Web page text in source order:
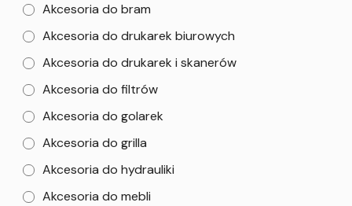
Akcesoria do bram
Akcesoria do drukarek biurowych
Akcesoria do drukarek i skanerów
Akcesoria do filtrów
Akcesoria do golarek
Akcesoria do grilla
Akcesoria do hydrauliki
Akcesoria do mebli